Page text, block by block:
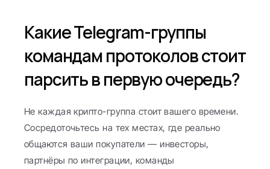
Какие Telegram-группы
командам протоколов стоит
парсить в первую очередь?
Не каждая крипто-группа стоит вашего времени.
Сосредоточьтесь на тех местах, где реально
общаются ваши покупатели — инвесторы,
партнёры по интеграции, команды